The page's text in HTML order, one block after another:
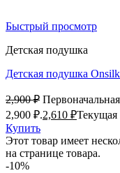
Быстрый просмотр
Детская подушка
Детская подушка
2,900₽
2,900 ₽.2,610 ₽Текущая
Купить
Этот товар имеет
на странице товара.
-10%